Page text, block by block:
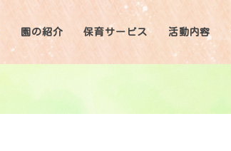
園の紹介 保育サービス 活動内容